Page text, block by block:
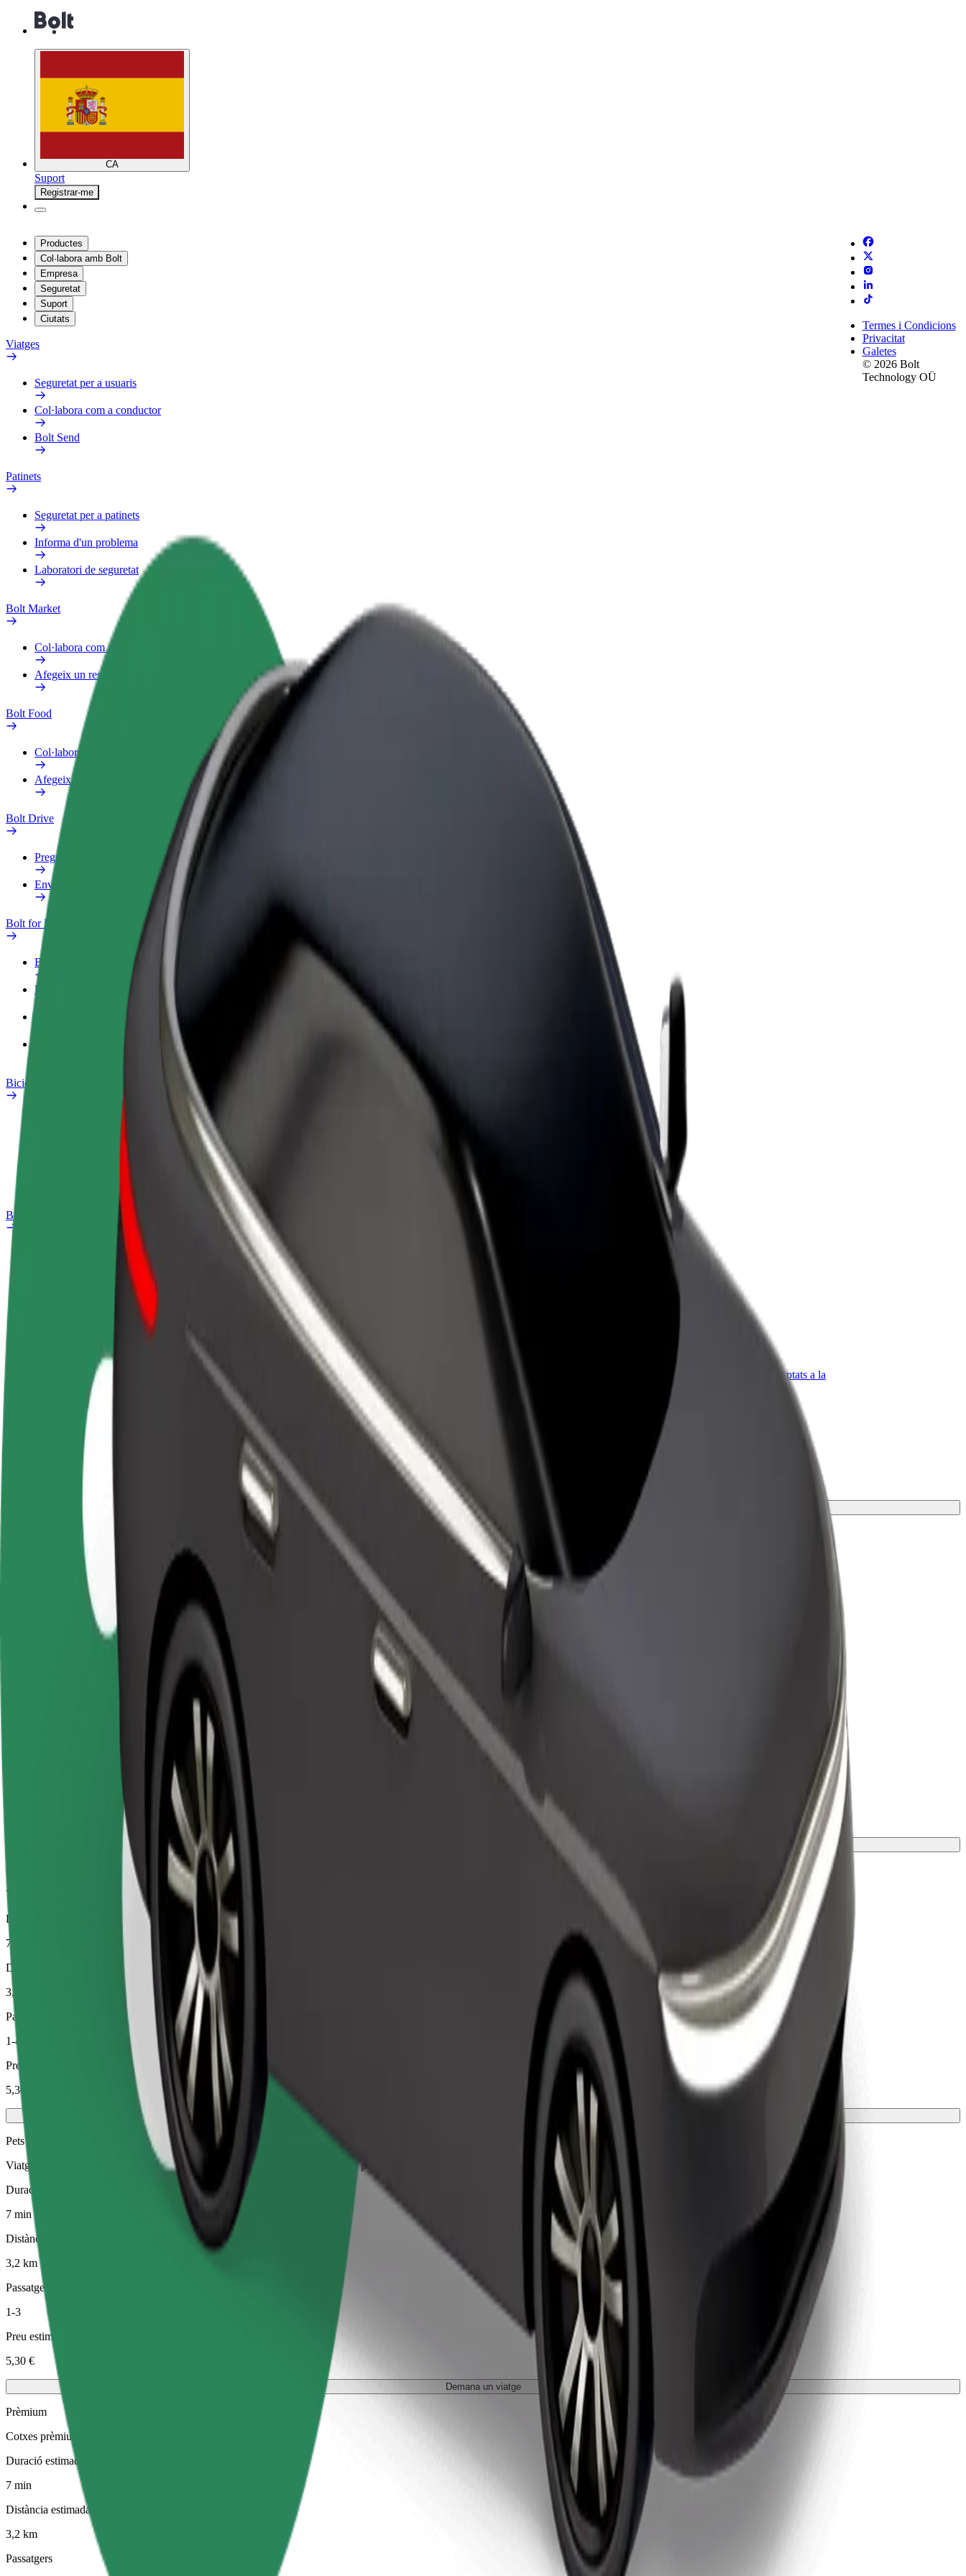
CA
Suport
Registrar-me
Productes
Col·labora amb Bolt
Empresa
Seguretat
Suport
Ciutats
Viatges
Seguretat per a usuaris
Col·labora com a conductor
Bolt Send
Patinets
Seguretat per a patinets
Informa d'un problema
Laboratori de seguretat
Bolt Market
Col·labora com a repartidor
Afegeix un restaurant o botiga
Bolt Food
Col·labora com a repartidor
Afegeix un restaurant o botiga
Bolt Drive
Preguntes freqüents
Envia un avís sobre un vehicle
Bolt for Business
Beneficis
Perfil de treball
Bicicletes elèctriques
Laboratori de seguretat
Informa d'un problema
Bolt Plus
Col·labora com a conductor
Guanya diners col·laborant
Col·labora com a
repartidor
Lliura menjar i cobra cada
Afegeix un restaurant o botiga
Arriba a més clients i maximitza els
teus guanys
Bolt for Business
Productes i serveis de Bolt adaptats a la
teva empresa
Termes i Condicions
Privacitat
Galetes
© 2026 Bolt
Technology OÜ
Com anar de "Gloria Palac" a "Univerzitná nemocnica Louisa Pasteura"
Vols saber la millor manera d'anar de "Gloria Palac" a "Univerzitná nemocnica Louisa Pasteura"? Dona un cop d'ull als nostres serveis i troba la millor opció per al teu viatge.
Descarrega l'app
Gloria Palac
Univerzitná nemocnica Louisa Pasteura
Comoditat i confort a un botó de distància
Viatges fiables en cotxes estàndard de grandària mitjana.
Comfort
Viatges en cotxes amb més espai per a equipatge i per a estirar les cames
Duració estimada del viatge
7 min
Distància estimada
3,2 km
Passatgers
1-4
Preu estimat
5,30 €
Pets
Viatges per a tu i la teva mascota. Els gossos han de portar morrió, els animals petits han d'anar en una cistella de transport i els seients han de protegir-se amb una manta o funda.
Duració estimada del viatge
7 min
Distància estimada
3,2 km
Passatgers
1-3
Preu estimat
5,30 €
Demana un viatge
Prèmium
Cotxes prèmium de grandària mitjana amb extres d'alta gamma
Duració estimada del viatge
7 min
Distància estimada
3,2 km
Passatgers